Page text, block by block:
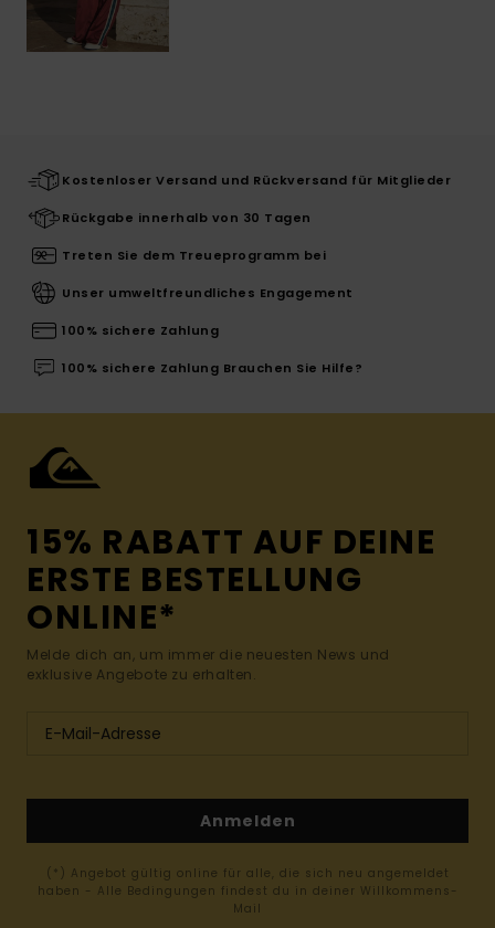
Kostenloser Versand und Rückversand für Mitglieder
Rückgabe innerhalb von 30 Tagen
Treten Sie dem Treueprogramm bei
Unser umweltfreundliches Engagement
100% sichere Zahlung
100% sichere Zahlung Brauchen Sie Hilfe?
15% RABATT AUF DEINE
ERSTE BESTELLUNG
ONLINE*
Melde dich an, um immer die neuesten News und
exklusive Angebote zu erhalten.
Anmelden
(*) Angebot gültig online für alle, die sich neu angemeldet
haben - Alle Bedingungen findest du in deiner Willkommens-
Mail